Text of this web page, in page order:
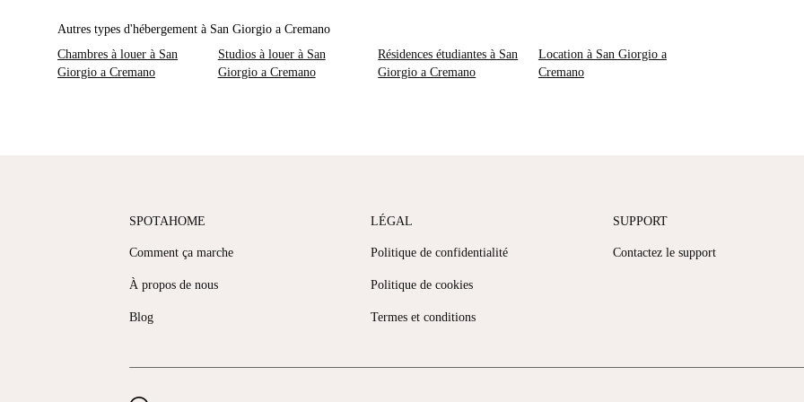
Autres types d'hébergement à San Giorgio a Cremano
Chambres à louer à San
Giorgio a Cremano
Studios à louer à San
Giorgio a Cremano
Résidences étudiantes à San
Giorgio a Cremano
Location à San Giorgio a
Cremano
SPOTAHOME
Comment ça marche
À propos de nous
Blog
LÉGAL
Politique de confidentialité
Politique de cookies
Termes et conditions
SUPPORT
Contactez le support